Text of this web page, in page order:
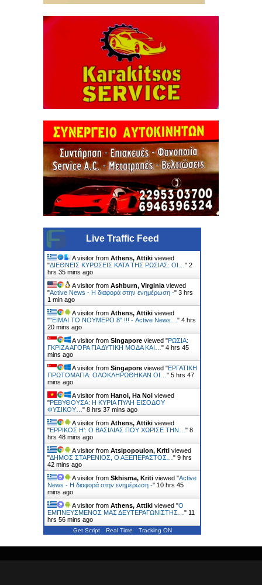
Live Traffic Feed
A visitor from Athens, Attiki viewed
"ΔΙΕΘΝΕΙΣ ΚΥΡΩΣΕΙΣ ΚΑΤΑ ΤΗΣ ΡΩΣΙΑΣ: ΟΙ… " 2
hrs 35 mins ago
A visitor from Ashburn, Virginia viewed
"Active News - Η διαφορά στην ενημέρωση -" 3 hrs
1 min ago
A visitor from Athens, Attiki viewed
""ΕΙΜΑΙ ΤΟ ΝΟΥΜΕΡΟ 8" !!! - Active News… " 4 hrs
20 mins ago
A visitor from Singapore viewed "ΡΩΣΙΑ:
ΓΚΡΙΖΑ ΑΓΟΡΑ ΓΙΑ ΔΥΤΙΚΗ ΜΟΔΑ ΚΑΙ… " 4 hrs 45
mins ago
A visitor from Singapore viewed "ΕΡΓΑΤΙΚΗ
ΠΡΩΤΟΜΑΓΙΑ: ΟΛΟΚΛΗΡΩΘΗΚΑΝ ΟΙ… " 5 hrs 47
mins ago
A visitor from Hanoi, Ha Noi viewed
"ΡΕΒΥΘΟΥΣΑ: H ΚΥΡΙΑ ΠΥΛΗ ΕΙΣΟΔΟΥ
ΦΥΣΙΚΟΥ… " 8 hrs 38 mins ago
A visitor from Athens, Attiki viewed
"ΕΡΡΙΚΟΣ H': Ο ΒΑΣΙΛΙΑΣ ΠΟΥ ΧΩΡΙΣΕ ΤΗΝ… " 8
hrs 48 mins ago
A visitor from Atsipopoulon, Kriti viewed
"ΔΗΜΟΣ ΣΤΑΡΕΝΙΟΣ, Ο ΑΞΕΠΕΡΑΣΤΟΣ… " 9 hrs
42 mins ago
A visitor from Skhisma, Kriti viewed "Active
News - Η διαφορά στην ενημέρωση -" 10 hrs 45
mins ago
A visitor from Athens, Attiki viewed "Ο
ΕΜΠΝΕΥΣΜΕΝΟΣ ΜΑΣ ΔΕΥΤΕΡΑΓΩΝΙΣΤΗΣ… " 11
hrs 56 mins ago
Get Script Real Time Tracking ON